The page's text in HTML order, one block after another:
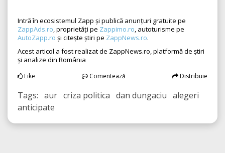
Intră în ecosistemul Zapp și publică anunțuri gratuite pe
ZappAds.ro, proprietăți pe Zappimo.ro, autoturisme pe
AutoZapp.ro și citește știri pe ZappNews.ro.
Acest articol a fost realizat de ZappNews.ro, platformă de știri
și analize din România
Like Comentează Distribuie
Tags: aur criza politica dan dungaciu alegeri
anticipate